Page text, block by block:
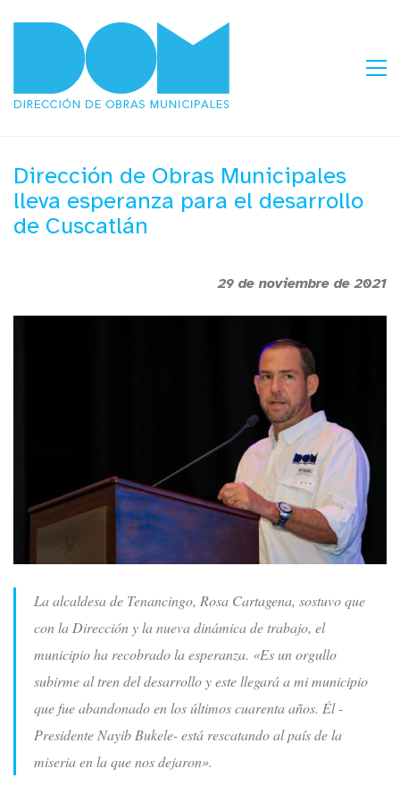
Dirección de Obras Municipales
lleva esperanza para el desarrollo
de Cuscatlán
29 de noviembre de 2021
La alcaldesa de Tenancingo, Rosa Cartagena, sostuvo que
con la Dirección y la nueva dinámica de trabajo, el
municipio ha recobrado la esperanza. «Es un orgullo
subirme al tren del desarrollo y este llegará a mi municipio
que fue abandonado en los últimos cuarenta años. Él -
Presidente Nayib Bukele- está rescatando al país de la
miseria en la que nos dejaron».